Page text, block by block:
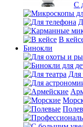
С
В
Бинокли
Для